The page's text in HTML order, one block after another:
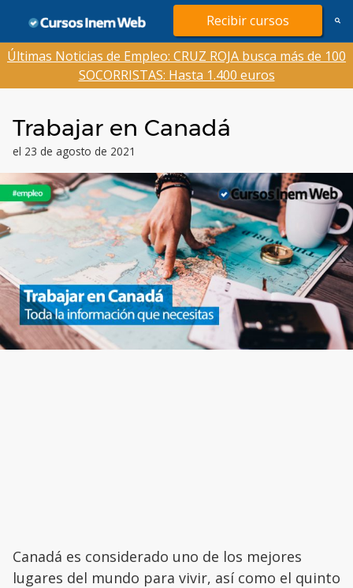
contenido
Recibir cursos
Últimas Noticias de Empleo: CRUZ ROJA busca más de 100
SOCORRISTAS: Hasta 1.400 euros
Trabajar en Canadá
el 23 de agosto de 2021
Canadá es considerado uno de los mejores
lugares del mundo para vivir, así como el quinto